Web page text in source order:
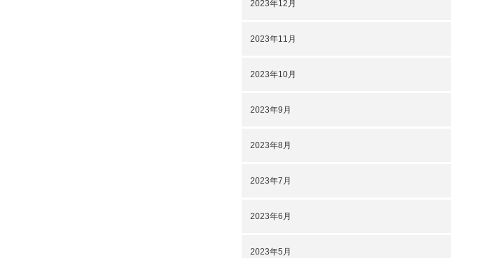
2023年12月
2023年11月
2023年10月
2023年9月
2023年8月
2023年7月
2023年6月
2023年5月